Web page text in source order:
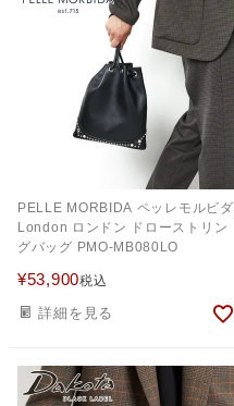
PELLE MORBIDA ペッレモルビダ
London ロンドン ドローストリン
グバッグ PMO-MB080LO
¥53,900税込
詳細を見る